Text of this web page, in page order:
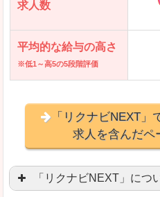
求人数
平均的な給与の高さ
※低1～高5の5段階評価
「リクナビNEXT」
求人を含んだペ
「リクナビNEXT」につ